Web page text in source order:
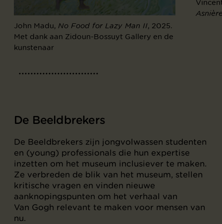
John Madu, No Food for Lazy Man II, 2025.
Met dank aan Zidoun-Bossuyt Gallery en de
kunstenaar
De Beeldbrekers
De Beeldbrekers zijn jongvolwassen studenten
en (young) professionals die hun expertise
inzetten om het museum inclusiever te maken.
Ze verbreden de blik van het museum, stellen
kritische vragen en vinden nieuwe
aanknopingspunten om het verhaal van
Van Gogh relevant te maken voor mensen van
nu.